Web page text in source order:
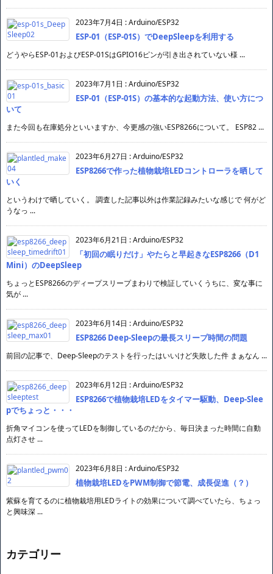
2023年7月4日 :Arduino/ESP32
ESP-01（ESP-01S）でDeepSleepを利用する
どうやらESP-01およびESP-01SはGPIO16ピンが引き出されていない様 ...
2023年7月1日 :Arduino/ESP32
ESP-01（ESP-01S）の基本的な起動方法、使い方につ
いて
また今回も在庫処分といいますか、今更感の強いESP8266について。 ESP82 ...
2023年6月27日 :Arduino/ESP32
ESP8266で作った植物栽培LEDコントローラを晒して
いく
というわけで晒していく。 調査した記事以外は作業記録みたいな感じで 何がど
うなっ ...
2023年6月21日 :Arduino/ESP32
「初回の眠りだけ」やたらと早起きなESP8266（D1
Mini）のDeepSleep
ちょっとESP8266のディープスリープまわりで検証していくうちに、変な事に
気が ...
2023年6月14日 :Arduino/ESP32
ESP8266 Deep-Sleepの最長スリープ時間の問題
前回の記事で、Deep-Sleepのテストを行ったはいいけど失敗した件 まぁなん ...
2023年6月12日 :Arduino/ESP32
ESP8266で植物栽培LEDをタイマー駆動、Deep-Slee
pでちょっと・・・
折角マイコンを使ってLEDを制御しているのだから、毎日決まった時間に自動
点灯させ ...
2023年6月8日 :Arduino/ESP32
植物栽培LEDをPWM制御で節電、成長促進（？）
紫蘇を育てるのに植物栽培用LEDライトの効果について調べていたら、ちょっ
と興味深 ...
カテゴリー